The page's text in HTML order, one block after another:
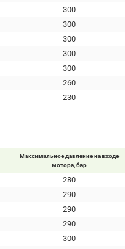
300
300
300
300
300
260
230
Максимальное давление на входе
мотора, бар
280
290
290
290
300